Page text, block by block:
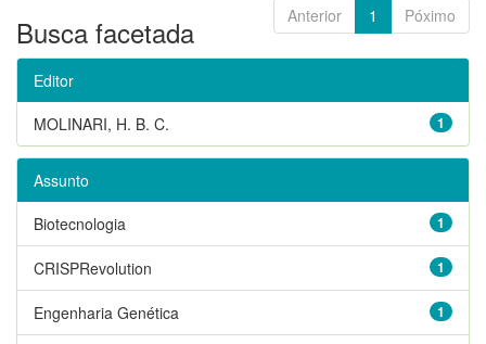
Anterior 1 Póximo
Busca facetada
Editor
1
MOLINARI, H. B. C.
Assunto
1
Biotecnologia
1
CRISPRevolution
1
Engenharia Genética